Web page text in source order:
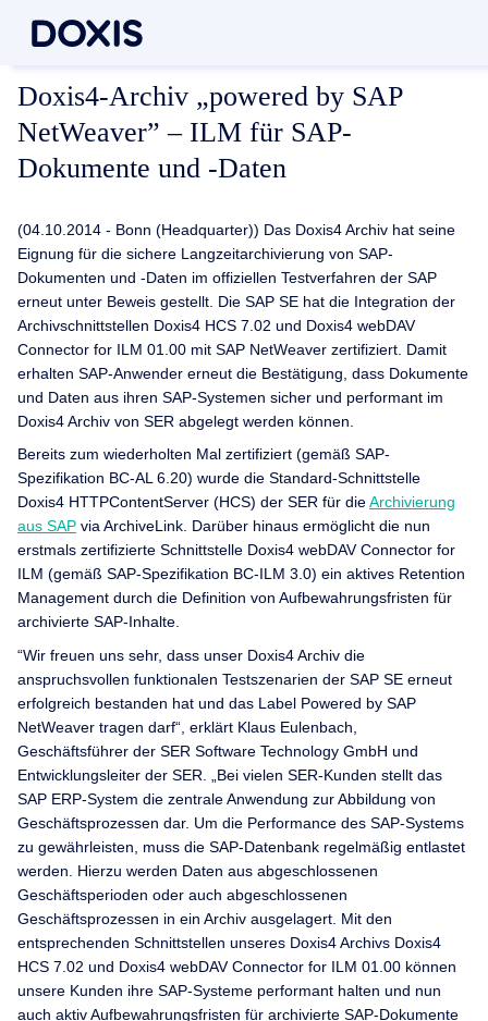
Doxis4-Archiv „powered by SAP
NetWeaver” – ILM für SAP-
Dokumente und -Daten
(04.10.2014 - Bonn (Headquarter)) Das Doxis4 Archiv hat seine
Eignung für die sichere Langzeitarchivierung von SAP-
Dokumenten und -Daten im offiziellen Testverfahren der SAP
erneut unter Beweis gestellt. Die SAP SE hat die Integration der
Archivschnittstellen Doxis4 HCS 7.02 und Doxis4 webDAV
Connector for ILM 01.00 mit SAP NetWeaver zertifiziert. Damit
erhalten SAP-Anwender erneut die Bestätigung, dass Dokumente
und Daten aus ihren SAP-Systemen sicher und performant im
Doxis4 Archiv von SER abgelegt werden können.
Bereits zum wiederholten Mal zertifiziert (gemäß SAP-
Spezifikation BC-AL 6.20) wurde die Standard-Schnittstelle
Doxis4 HTTPContentServer (HCS) der SER für dieArchivierung
aus SAP via ArchiveLink. Darüber hinaus ermöglicht die nun
erstmals zertifizierte Schnittstelle Doxis4 webDAV Connector for
ILM (gemäß SAP-Spezifikation BC-ILM 3.0) ein aktives Retention
Management durch die Definition von Aufbewahrungsfristen für
archivierte SAP-Inhalte.
“Wir freuen uns sehr, dass unser Doxis4 Archiv die
anspruchsvollen funktionalen Testszenarien der SAP SE erneut
erfolgreich bestanden hat und das Label Powered by SAP
NetWeaver tragen darf“, erklärt Klaus Eulenbach,
Geschäftsführer der SER Software Technology GmbH und
Entwicklungsleiter der SER. „Bei vielen SER-Kunden stellt das
SAP ERP-System die zentrale Anwendung zur Abbildung von
Geschäftsprozessen dar. Um die Performance des SAP-Systems
zu gewährleisten, muss die SAP-Datenbank regelmäßig entlastet
werden. Hierzu werden Daten aus abgeschlossenen
Geschäftsperioden oder auch abgeschlossenen
Geschäftsprozessen in ein Archiv ausgelagert. Mit den
entsprechenden Schnittstellen unseres Doxis4 Archivs Doxis4
HCS 7.02 und Doxis4 webDAV Connector for ILM 01.00 können
unsere Kunden ihre SAP-Systeme performant halten und nun
auch aktiv Aufbewahrungsfristen für archivierte SAP-Dokumente